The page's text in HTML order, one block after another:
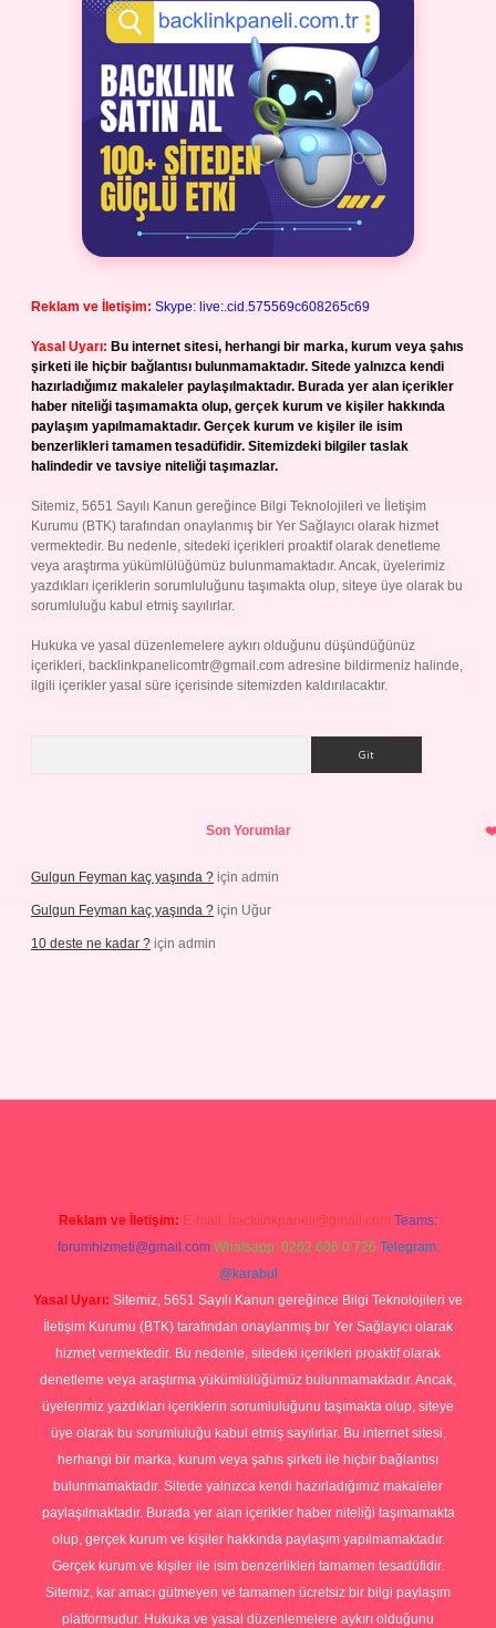
Reklam ve İletişim: Skype: live:.cid.575569c608265c69
Yasal Uyarı: Bu internet sitesi, herhangi bir marka, kurum veya şahıs
şirketi ile hiçbir bağlantısı bulunmamaktadır. Sitede yalnızca kendi
hazırladığımız makaleler paylaşılmaktadır. Burada yer alan içerikler
haber niteliği taşımamakta olup, gerçek kurum ve kişiler hakkında
paylaşım yapılmamaktadır. Gerçek kurum ve kişiler ile isim
benzerlikleri tamamen tesadüfidir. Sitemizdeki bilgiler taslak
halindedir ve tavsiye niteliği taşımazlar.
Sitemiz, 5651 Sayılı Kanun gereğince Bilgi Teknolojileri ve İletişim
Kurumu (BTK) tarafından onaylanmış bir Yer Sağlayıcı olarak hizmet
vermektedir. Bu nedenle, sitedeki içerikleri proaktif olarak denetleme
veya araştırma yükümlülüğümüz bulunmamaktadır. Ancak, üyelerimiz
yazdıkları içeriklerin sorumluluğunu taşımakta olup, siteye üye olarak bu
sorumluluğu kabul etmiş sayılırlar.
Hukuka ve yasal düzenlemelere aykırı olduğunu düşündüğünüz
içerikleri, backlinkpanelicomtr@gmail.com adresine bildirmeniz halinde,
ilgili içerikler yasal süre içerisinde sitemizden kaldırılacaktır.
Son Yorumlar
Gulgun Feyman kaç yaşında ? için admin
Gulgun Feyman kaç yaşında ? için Uğur
10 deste ne kadar ? için admin
Reklam ve İletişim: E-mail: backlinkpaneli@gmail.com Teams:
forumhizmeti@gmail.com Whatsapp: 0262 606 0 726 Telegram:
@karabul
Yasal Uyarı: Sitemiz, 5651 Sayılı Kanun gereğince Bilgi Teknolojileri ve
İletişim Kurumu (BTK) tarafından onaylanmış bir Yer Sağlayıcı olarak
hizmet vermektedir. Bu nedenle, sitedeki içerikleri proaktif olarak
denetleme veya araştırma yükümlülüğümüz bulunmamaktadır. Ancak,
üyelerimiz yazdıkları içeriklerin sorumluluğunu taşımakta olup, siteye
üye olarak bu sorumluluğu kabul etmiş sayılırlar. Bu internet sitesi,
herhangi bir marka, kurum veya şahıs şirketi ile hiçbir bağlantısı
bulunmamaktadır. Sitede yalnızca kendi hazırladığımız makaleler
paylaşılmaktadır. Burada yer alan içerikler haber niteliği taşımamakta
olup, gerçek kurum ve kişiler hakkında paylaşım yapılmamaktadır.
Gerçek kurum ve kişiler ile isim benzerlikleri tamamen tesadüfidir.
Sitemiz, kar amacı gütmeyen ve tamamen ücretsiz bir bilgi paylaşım
platformudur. Hukuka ve yasal düzenlemelere aykırı olduğunu